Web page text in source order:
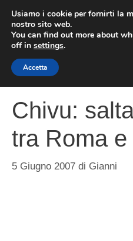
contenuto
Chivu:
tra Roma
5 Giugno 2007 di Gianni
Usiamo i cookie per fornirti la
nostro sito web.
You can find out more about
off in settings.
Accetta